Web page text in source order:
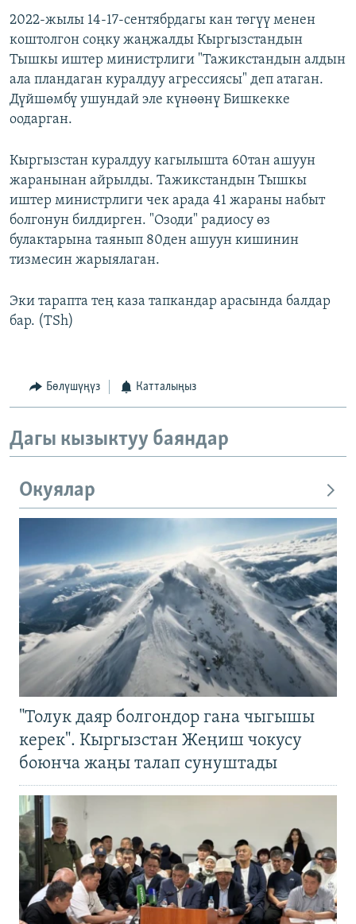
2022-жылы 14-17-сентябрдагы кан төгүү менен
коштолгон соңку жаңжалды Кыргызстандын
Тышкы иштер министрлиги "Тажикстандын алдын
ала пландаган куралдуу агрессиясы" деп атаган.
Дүйшөмбү ушундай эле күнөөнү Бишкекке
оодарган.
Кыргызстан куралдуу кагылышта 60тан ашуун
жаранынан айрылды. Тажикстандын Тышкы
иштер министрлиги чек арада 41 жараны набыт
болгонун билдирген. "Озоди" радиосу өз
булактарына таянып 80ден ашуун кишинин
тизмесин жарыялаган.
Эки тарапта тең каза тапкандар арасында балдар
бар. (TSh)
Бөлүшүңүз Катталыңыз
Дагы кызыктуу баяндар
Окуялар
"Толук даяр болгондор гана чыгышы
керек". Кыргызстан Жеңиш чокусу
боюнча жаңы талап сунуштады